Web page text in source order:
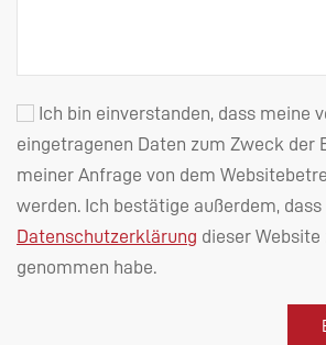
Ich bin einverstanden, dass meine
eingetragenen Daten zum Zweck der
meiner Anfrage von dem
werden. Ich bestätige außerdem, dass
Datenschutzerklärung dieser
genommen habe.